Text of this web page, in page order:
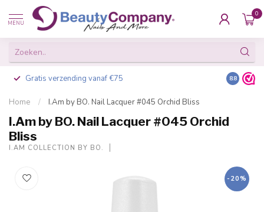
MENU
0
Gratis verzending vanaf €75 Besteld
8.8
Home / I.Am by BO. Nail Lacquer #045 Orchid Bliss
I.Am by BO. Nail Lacquer #045 Orchid
Bliss
I.AM COLLECTION BY BO.
-20%